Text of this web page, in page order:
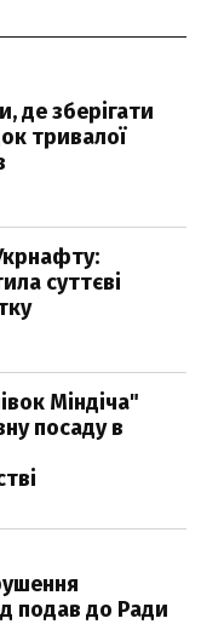
де зберігати
тривалої
суттєві
Міндіча"
посаду в
подав до Ради